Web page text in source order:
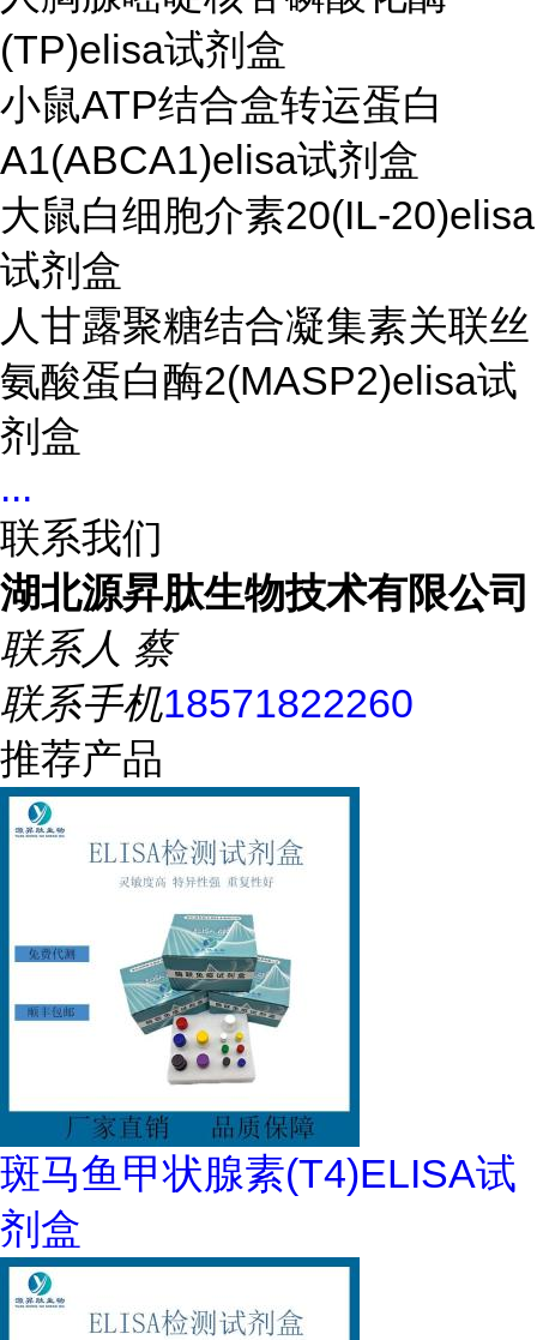
(TP)elisa试剂盒
小鼠ATP结合盒转运蛋白
A1(ABCA1)elisa试剂盒
大鼠白细胞介素20(IL-20)elisa
试剂盒
人甘露聚糖结合凝集素关联丝
氨酸蛋白酶2(MASP2)elisa试
剂盒
...
联系我们
湖北源昇肽生物技术有限公司
联系人 蔡
联系手机18571822260
推荐产品
斑马鱼甲状腺素(T4)ELISA试
剂盒